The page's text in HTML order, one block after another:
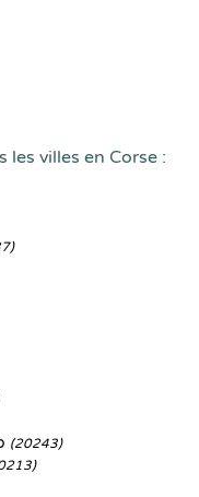
les villes en Corse :
(20243)